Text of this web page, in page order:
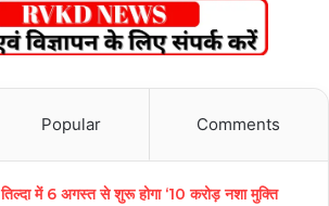
Popular Comments
तिल्दा में 6 अगस्त से शुरू होगा ‘10 करोड़ नशा मुक्ति